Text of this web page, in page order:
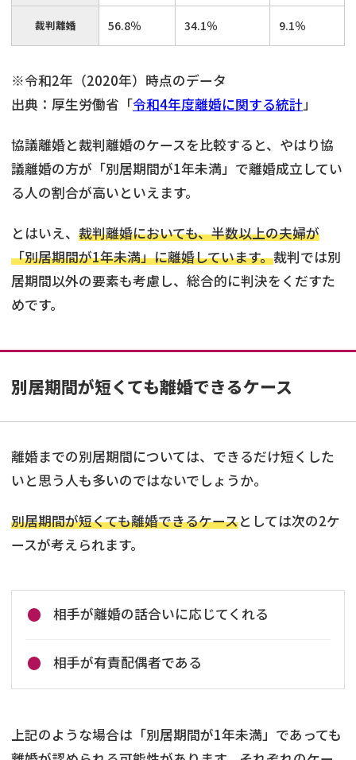
裁判離婚 56.8％ 34.1％ 9.1％
※令和2年（2020年）時点のデータ
出典：厚生労働省「令和4年度離婚に関する統計」
協議離婚と裁判離婚のケースを比較すると、やはり協
議離婚の方が「別居期間が1年未満」で離婚成立してい
る人の割合が高いといえます。
とはいえ、 裁判離婚においても、半数以上の夫婦が
「別居期間が1年未満」に離婚しています。裁判では別
居期間以外の要素も考慮し、総合的に判決をくだすた
めです。
別居期間が短くても離婚できるケース
離婚までの別居期間については、できるだけ短くした
いと思う人も多いのではないでしょうか。
別居期間が短くても離婚できるケースとしては次の2ケ
ースが考えられます。
相手が離婚の話合いに応じてくれる
相手が有責配偶者である
上記のような場合は「別居期間が1年未満」であっても